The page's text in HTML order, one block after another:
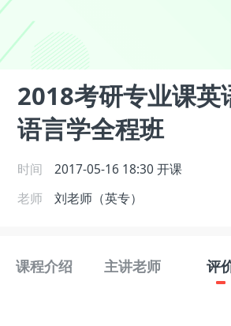
2018考研专业课英
语言学全程班
时间 2017-05-16 18:30 开课
老师
刘老师（英专）
课程介绍 主讲老师 评